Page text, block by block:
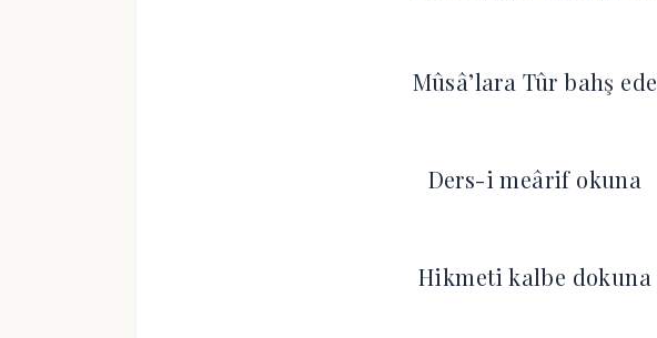
Mûsâ’lara Tûr bahş ede
Ders-i meârif okuna
Hikmeti kalbe dokuna